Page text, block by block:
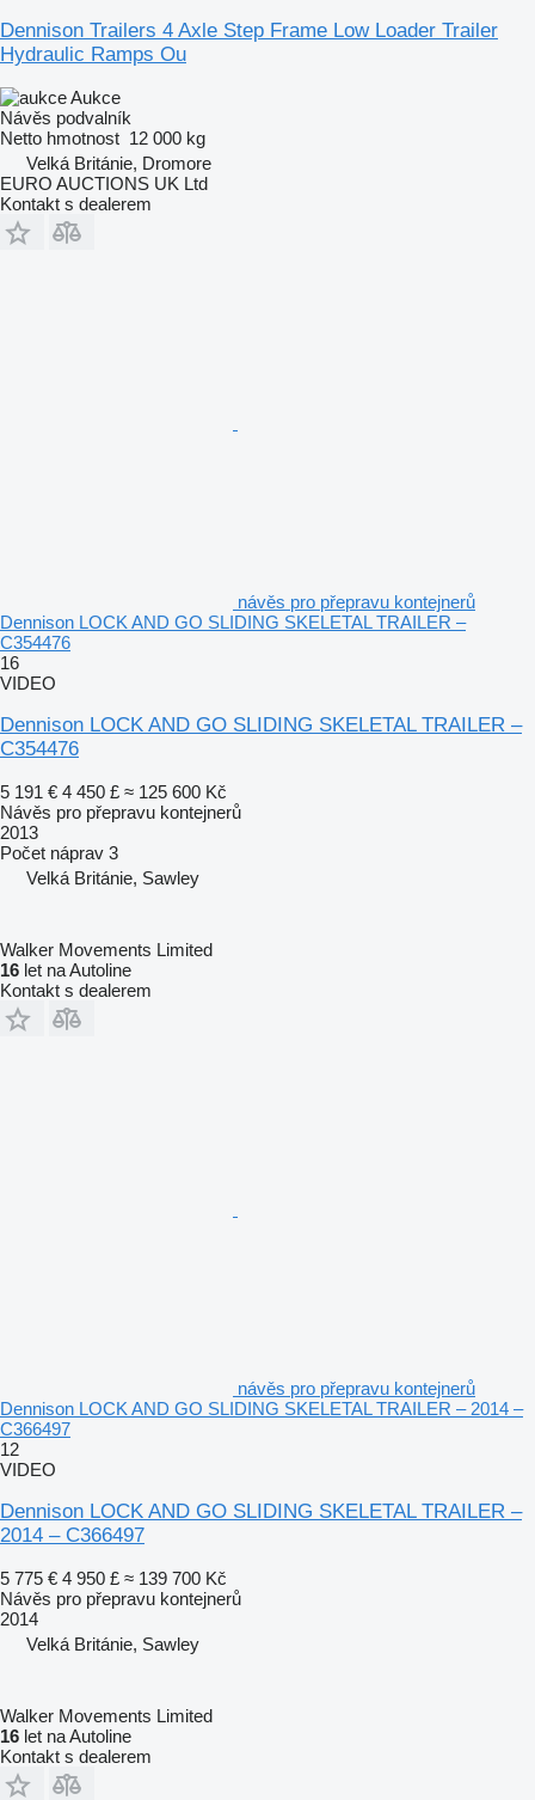
Dennison Trailers 4 Axle Step Frame Low Loader Trailer
Hydraulic Ramps Ou
Aukce
Návěs podvalník
Netto hmotnost 12 000 kg
Velká Británie, Dromore
EURO AUCTIONS UK Ltd
Kontakt s dealerem
návěs pro přepravu kontejnerů
Dennison LOCK AND GO SLIDING SKELETAL TRAILER –
C354476
16
VIDEO
Dennison LOCK AND GO SLIDING SKELETAL TRAILER –
C354476
5 191 € 4 450 £ ≈ 125 600 Kč
Návěs pro přepravu kontejnerů
2013
Počet náprav 3
Velká Británie, Sawley
Walker Movements Limited
16 let na Autoline
Kontakt s dealerem
návěs pro přepravu kontejnerů
Dennison LOCK AND GO SLIDING SKELETAL TRAILER – 2014 –
C366497
12
VIDEO
Dennison LOCK AND GO SLIDING SKELETAL TRAILER –
2014 – C366497
5 775 € 4 950 £ ≈ 139 700 Kč
Návěs pro přepravu kontejnerů
2014
Velká Británie, Sawley
Walker Movements Limited
16 let na Autoline
Kontakt s dealerem